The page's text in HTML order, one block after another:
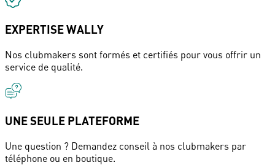
EXPERTISE WALLY
Nos clubmakers sont formés et certifiés pour vous offrir un
service de qualité.
UNE SEULE PLATEFORME
Une question ? Demandez conseil à nos clubmakers par
téléphone ou en boutique.